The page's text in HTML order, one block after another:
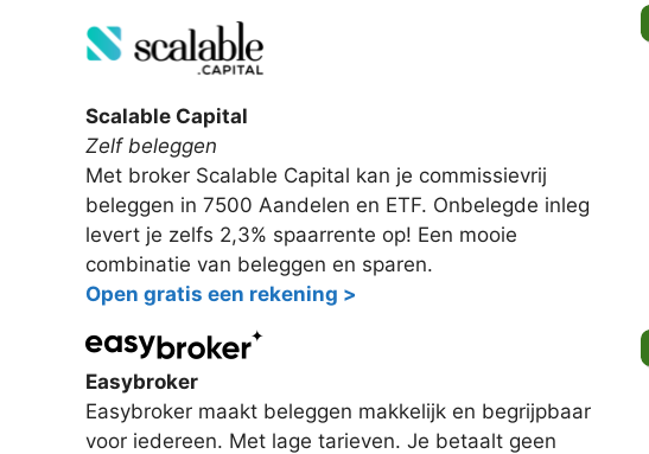
Scalable Capital
Zelf beleggen
Met broker Scalable Capital kan je commissievrij
beleggen in 7500 Aandelen en ETF. Onbelegde inleg
levert je zelfs 2,3% spaarrente op! Een mooie
combinatie van beleggen en sparen.
Open gratis een rekening >
Easybroker
Easybroker maakt beleggen makkelijk en begrijpbaar
voor iedereen. Met lage tarieven. Je betaalt geen